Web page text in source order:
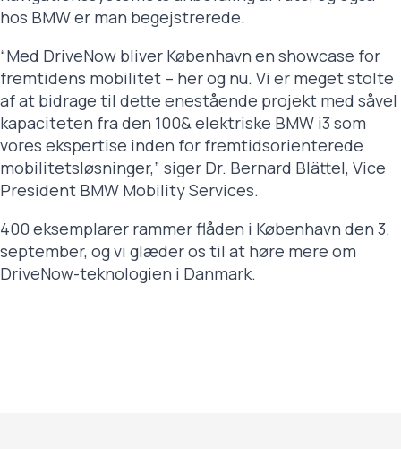
hos BMW er man begejstrerede.
“Med DriveNow bliver København en showcase for
fremtidens mobilitet – her og nu. Vi er meget stolte
af at bidrage til dette enestående projekt med såvel
kapaciteten fra den 100& elektriske BMW i3 som
vores ekspertise inden for fremtidsorienterede
mobilitetsløsninger,” siger Dr. Bernard Blättel, Vice
President BMW Mobility Services.
400 eksemplarer rammer flåden i København den 3.
september, og vi glæder os til at høre mere om
DriveNow-teknologien i Danmark.